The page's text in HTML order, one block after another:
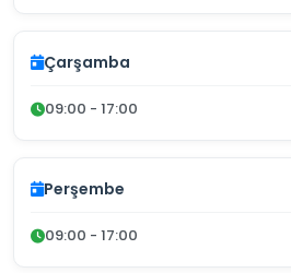
Çarşamba
09:00 - 17:00
Perşembe
09:00 - 17:00